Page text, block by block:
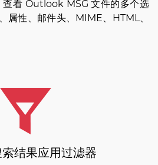
查看 Outlook MSG 文件的多个选
属性、邮件头、MIME、HTML、
结果应用过滤器